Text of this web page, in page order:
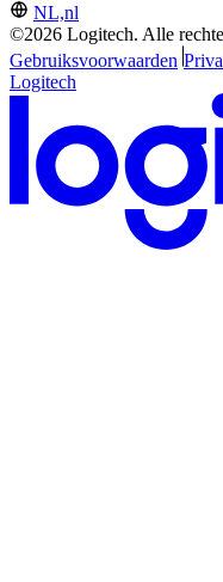
NL,nl
©2026 Logitech. Alle
Gebruiksvoorwaarden
Logitech